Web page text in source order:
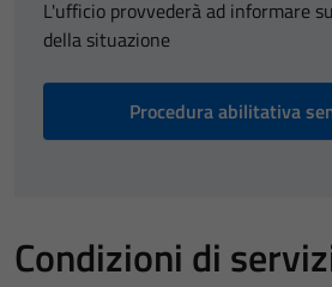
L'ufficio provvederà ad informare
della situazione
Procedura abilitativa
Condizioni di